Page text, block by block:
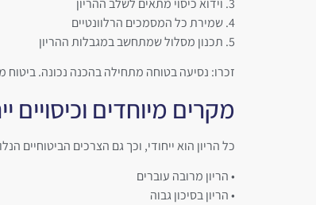
3. וידוא כיסוי מתאים לשלב ההריון
4. שמירת כל המסמכים הרלוונטיים
5. תכנון מסלול שמתחשב במגבלות ההריון
זכרו: נסיעה בטוחה מתחילה בהכנה נכונה.
מקרים מיוחדים וכיסויים
כל הריון הוא ייחודי, וכך גם הצרכים הביטוחיים
• הריון מרובה עוברים
• הריון בסיכון גבוה